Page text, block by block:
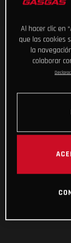
Al hacer clic en
que las cookies
la
colaborar